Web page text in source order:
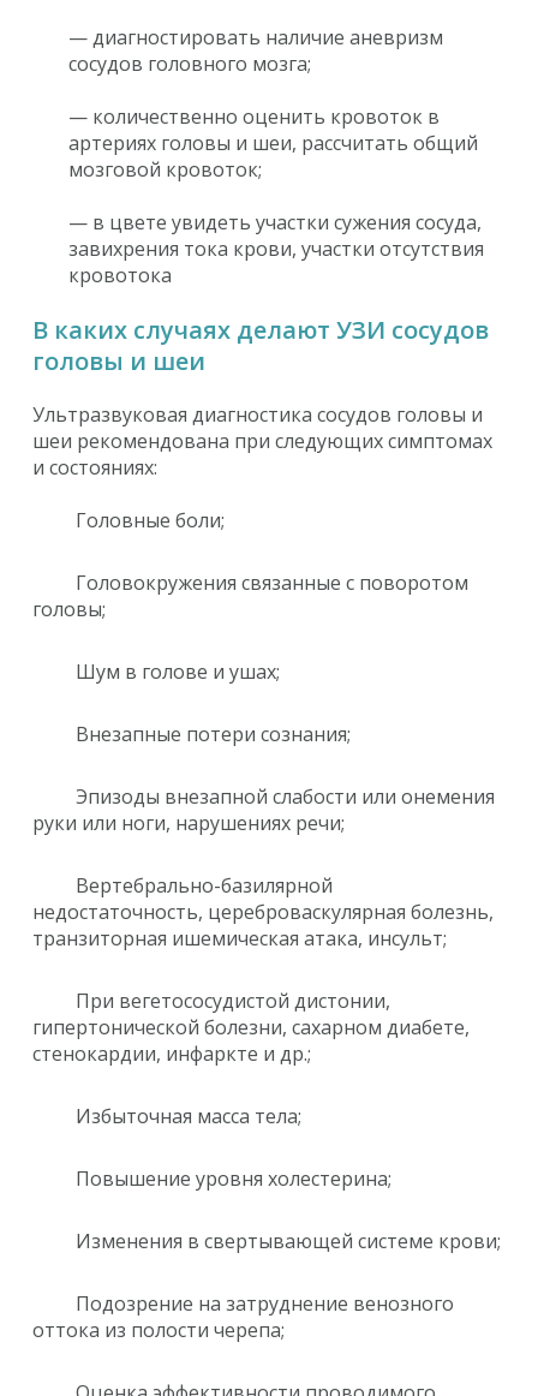
— диагностировать наличие аневризм
сосудов головного мозга;
— количественно оценить кровоток в
артериях головы и шеи, рассчитать общий
мозговой кровоток;
— в цвете увидеть участки сужения сосуда,
завихрения тока крови, участки отсутствия
кровотока
В каких случаях делают УЗИ сосудов
головы и шеи
Ультразвуковая диагностика сосудов головы и
шеи рекомендована при следующих симптомах
и состояниях:
Головные боли;
Головокружения связанные с поворотом
головы;
Шум в голове и ушах;
Внезапные потери сознания;
Эпизоды внезапной слабости или онемения
руки или ноги, нарушениях речи;
Вертебрально-базилярной
недостаточность, цереброваскулярная болезнь,
транзиторная ишемическая атака, инсульт;
При вегетососудистой дистонии,
гипертонической болезни, сахарном диабете,
стенокардии, инфаркте и др.;
Избыточная масса тела;
Повышение уровня холестерина;
Изменения в свертывающей системе крови;
Подозрение на затруднение венозного
оттока из полости черепа;